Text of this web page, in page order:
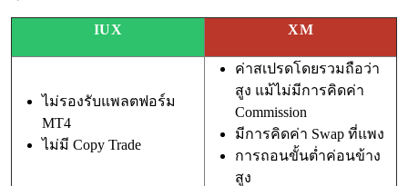
IUX XM
ไม่รองรับแพลตฟอร์ม
MT4
ไม่มี Copy Trade
ค่าสเปรดโดยรวมถือว่า
สูง แม้ไม่มีการคิดค่า
Commission
มีการคิดค่า Swap ที่แพง
การถอนขั้นต่ำค่อนข้าง
สูง